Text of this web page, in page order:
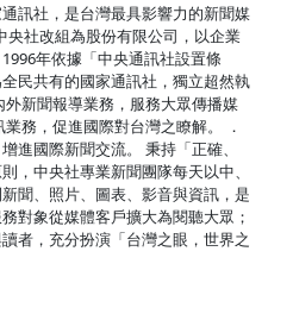
訊社，是台灣最具影響力的新聞媒
央社改組為股份有限公司，以企業
年依據「中央通訊社設置條
民共有的國家通訊社，獨立超然執
新聞報導業務，服務大眾傳播媒
務，促進國際對台灣之瞭解。 ．
進國際新聞交流。 秉持「正確、
，中央社專業新聞團隊每天以中、
聞、照片、圖表、影音與資訊，是
對象從媒體客戶擴大為閱聽大眾；
者，充分扮演「台灣之眼，世界之